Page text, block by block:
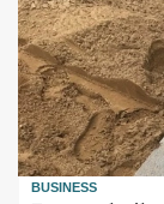
BUSINESS